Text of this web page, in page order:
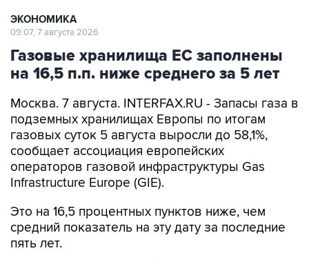
ЭКОНОМИКА
09:07, 7 августа 2026
Газовые хранилища ЕС заполнены
на 16,5 п.п. ниже среднего за 5 лет
Москва. 7 августа. INTERFAX.RU - Запасы газа в
подземных хранилищах Европы по итогам
газовых суток 5 августа выросли до 58,1%,
сообщает ассоциация европейских
операторов газовой инфраструктуры Gas
Infrastructure Europe (GIE).
Это на 16,5 процентных пунктов ниже, чем
средний показатель на эту дату за последние
пять лет.